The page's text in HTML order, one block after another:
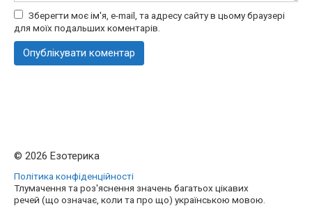
Зберегти моє ім'я, e-mail, та адресу сайту в цьому браузері
для моїх подальших коментарів.
© 2026 Езотерика
Політика конфіденційності
Тлумачення та роз'яснення значень багатьох цікавих
речей (що означає, коли та про що) українською мовою.